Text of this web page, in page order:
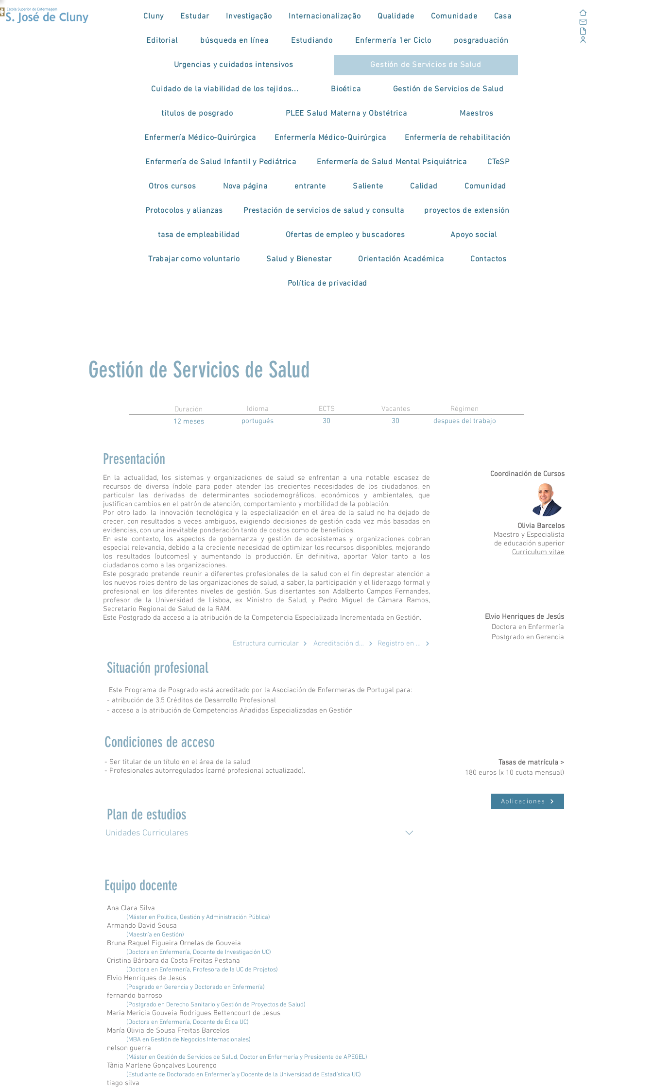
Cluny Estudar Investigação Internacionalização Qualidade Comunidade Casa
Editorial búsqueda en línea Estudiando Enfermería 1er Ciclo posgraduación
Urgencias y cuidados intensivos Gestión de Servicios de Salud
Cuidado de la viabilidad de los tejidos... Bioética Gestión de Servicios de Salud
títulos de posgrado PLEE Salud Materna y Obstétrica Maestros
Enfermería Médico-Quirúrgica Enfermería Médico-Quirúrgica Enfermería de rehabilitación
Enfermería de Salud Infantil y Pediátrica Enfermería de Salud Mental Psiquiátrica CTeSP
Otros cursos Nova página entrante Saliente Calidad Comunidad
Protocolos y alianzas Prestación de servicios de salud y consulta proyectos de extensión
tasa de empleabilidad Ofertas de empleo y buscadores Apoyo social
Trabajar como voluntario Salud y Bienestar Orientación Académica Contactos
Política de privacidad
Gestión de Servicios de Salud
Duración Idioma ECTS Vacantes
Régimen
12 meses
portugués 30 30 despues del trabajo
Presentación
En la actualidad, los sistemas y organizaciones de salud se enfrentan a una notable escasez de
recursos de diversa índole para poder atender las crecientes necesidades de los ciudadanos, en
particular las derivadas de determinantes sociodemográficos, económicos y ambientales, que
justifican cambios en el patrón de atención, comportamiento y morbilidad de la población.
Por otro lado, la innovación tecnológica y la especialización en el área de la salud no ha dejado de
crecer, con resultados a veces ambiguos, exigiendo decisiones de gestión cada vez más basadas en
evidencias, con una inevitable ponderación tanto de costos como de beneficios.
En este contexto, los aspectos de gobernanza y gestión de ecosistemas y organizaciones cobran
especial relevancia, debido a la creciente necesidad de optimizar los recursos disponibles, mejorando
los resultados (outcomes) y aumentando la producción. En definitiva, aportar Valor tanto a los
ciudadanos como a las organizaciones.
Este posgrado pretende reunir a diferentes profesionales de la salud con el fin deprestar atención a
los nuevos roles dentro de las organizaciones de salud, a saber, la participación y el liderazgo formal y
profesional en los diferentes niveles de gestión. Sus disertantes son Adalberto Campos Fernandes,
profesor de la Universidad de Lisboa, ex Ministro de Salud, y Pedro Miguel de Câmara Ramos,
Secretario Regional de Salud de la RAM.
Este Postgrado da acceso a la atribución de la Competencia Especializada Incrementada en Gestión.
Estructura curricular Acreditación de equipo original Registro en la OE
Situación profesional
Este Programa de Posgrado está acreditado por la Asociación de Enfermeras de Portugal para:
- atribución de 3,5 Créditos de Desarrollo Profesional
- acceso a la atribución de Competencias Añadidas Especializadas en Gestión
Coordinación de Cursos
Olivia Barcelos
Maestro y Especialista
de educación superior
Curriculum vitae
Elvio Henriques de Jesús
Doctora en Enfermería
Postgrado en Gerencia
Condiciones de acceso
- Ser titular de un título en el área de la salud
- Profesionales autorregulados (carné profesional actualizado).
Tasas de matrícula >
180 euros (x 10 cuota mensual)
Plan de estudios
Unidades Curriculares
Comportamento Organizacional e Gestão da Qualidade Economia da Saúde e Finanças e
e Governação Clínica Prática Baseada na Evidência e Métodos Estatísticos Políticas, Direito,
Ética e Deontologia nos Sistemas de Saúde Trabalho de Projeto
Aplicaciones
Equipo docente
Ana Clara Silva
(Máster en Política, Gestión y Administración Pública)
Armando David Sousa
(Maestría en Gestión)
Bruna Raquel Figueira Ornelas de Gouveia
(Doctora en Enfermería, Docente de Investigación UC)
Cristina Bárbara da Costa Freitas Pestana
(Doctora en Enfermería, Profesora de la UC de Projetos)
Elvio Henriques de Jesús
(Posgrado en Gerencia y Doctorado en Enfermería)
fernando barroso
(Postgrado en Derecho Sanitario y Gestión de Proyectos de Salud)
Maria Mericia Gouveia Rodrigues Bettencourt de Jesus
(Doctora en Enfermería, Docente de Ética UC)
María Olivia de Sousa Freitas Barcelos
(MBA en Gestión de Negocios Internacionales)
nelson guerra
(Máster en Gestión de Servicios de Salud, Doctor en Enfermería y Presidente de APEGEL)
Tânia Marlene Gonçalves Lourenço
(Estudiante de Doctorado en Enfermería y Docente de la Universidad de Estadística UC)
tiago silva